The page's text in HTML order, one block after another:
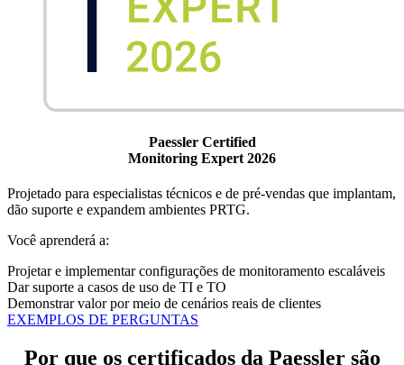
Paessler Certified
Monitoring Expert 2026
Projetado para especialistas técnicos e de pré-vendas que implantam,
dão suporte e expandem ambientes PRTG.
Você aprenderá a:
Projetar e implementar configurações de monitoramento escaláveis
Dar suporte a casos de uso de TI e TO
Demonstrar valor por meio de cenários reais de clientes
EXEMPLOS DE PERGUNTAS
Por que os certificados da Paessler são